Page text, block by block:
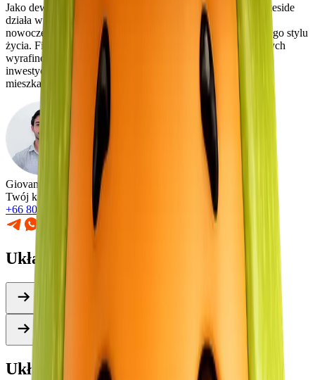
Jako deweloper skupiony na jednym projekcie, Fortuna Lakeside
działa w niszy, z dbałością o szczegóły, kładąc nacisk na
nowoczesną architekturę, prywatność oraz cechy luksusowego stylu
życia. Firma kieruje swoją ofertę do nabywców poszukujących
wyrafinowanego środowiska życia z dużym potencjałem
inwestycyjnym w jednej z najbardziej pożądanych dzielnic
mieszkalnych Phuket.
Giovanni
Twój konsultant
+66 80 640 1000
Układ wille
Układ wioski